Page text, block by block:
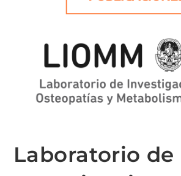
Laboratorio de